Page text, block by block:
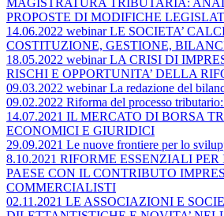
MAGISTRATURA TRIBUTARIA:
PROPOSTE DI MODIFICHE
14.06.2022 webinar LE SOCIETA’
COSTITUZIONE, GESTIONE,
18.05.2022 webinar LA CRISI DI
RISCHI E OPPORTUNITA’ DELLA
09.03.2022 webinar La redazione del
09.02.2022 Riforma del processo
14.07.2021 IL MERCATO DI BORSA
ECONOMICI E GIURIDICI
29.09.2021 Le nuove frontiere per lo
8.10.2021 RIFORME ESSENZIALI
PAESE CON IL CONTRIBUTO
COMMERCIALISTI
02.11.2021 LE ASSOCIAZIONI E